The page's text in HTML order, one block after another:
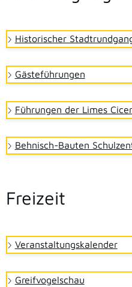
Historischer
Gästeführungen
Führungen der Limes
Behnisch-Bauten
Freizeit
Veranstaltungskalender
Greifvogelschau